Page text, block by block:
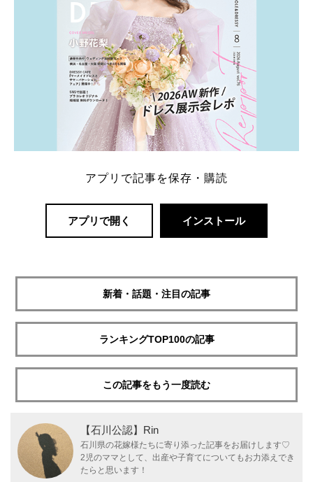
アプリで記事を保存・購読
アプリで開く インストール
新着・話題・注目の記事
ランキングTOP100の記事
この記事をもう一度読む
【石川公認】Rin
石川県の花嫁様たちに寄り添った記事をお届けします♡
2児のママとして、出産や子育てについてもお力添えでき
たらと思います！